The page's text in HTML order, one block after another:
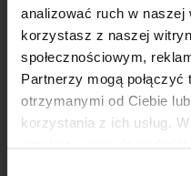
analizować ruch w
korzystasz z naszej
społecznościowym,
Partnerzy mogą
otrzymanymi od Ciebie
korzystania z ich usług.
przekazywane do
Konkurs
Program
9-12 lat 13+ lat